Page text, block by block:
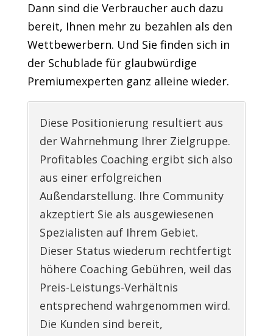
Dann sind die Verbraucher auch dazu
bereit, Ihnen mehr zu bezahlen als den
Wettbewerbern. Und Sie finden sich in
der Schublade für glaubwürdige
Premiumexperten ganz alleine wieder.
Diese Positionierung resultiert aus
der Wahrnehmung Ihrer Zielgruppe.
Profitables Coaching ergibt sich also
aus einer erfolgreichen
Außendarstellung. Ihre Community
akzeptiert Sie als ausgewiesenen
Spezialisten auf Ihrem Gebiet.
Dieser Status wiederum rechtfertigt
höhere Coaching Gebühren, weil das
Preis-Leistungs-Verhältnis
entsprechend wahrgenommen wird.
Die Kunden sind bereit,